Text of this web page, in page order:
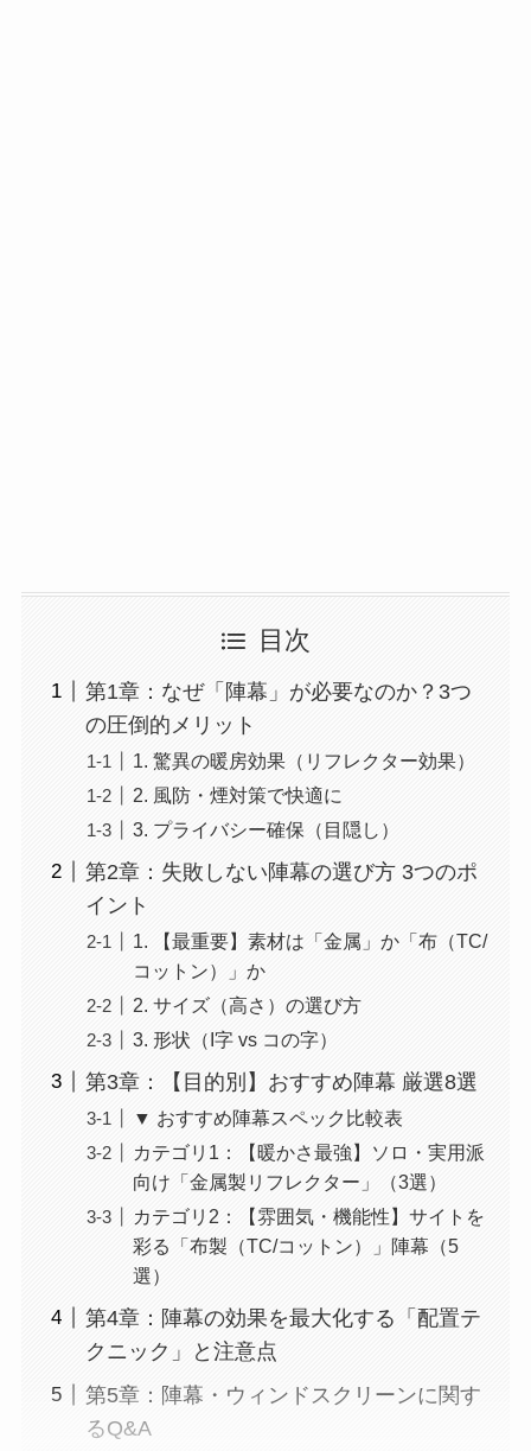
目次
第1章：なぜ「陣幕」が必要なのか？3つ
の圧倒的メリット
1. 驚異の暖房効果（リフレクター効果）
2. 風防・煙対策で快適に
3. プライバシー確保（目隠し）
第2章：失敗しない陣幕の選び方 3つのポ
イント
1. 【最重要】素材は「金属」か「布（TC/
コットン）」か
2. サイズ（高さ）の選び方
3. 形状（I字 vs コの字）
第3章：【目的別】おすすめ陣幕 厳選8選
▼ おすすめ陣幕スペック比較表
カテゴリ1：【暖かさ最強】ソロ・実用派
向け「金属製リフレクター」（3選）
カテゴリ2：【雰囲気・機能性】サイトを
彩る「布製（TC/コットン）」陣幕（5
選）
第4章：陣幕の効果を最大化する「配置テ
クニック」と注意点
第5章：陣幕・ウィンドスクリーンに関す
るQ&A